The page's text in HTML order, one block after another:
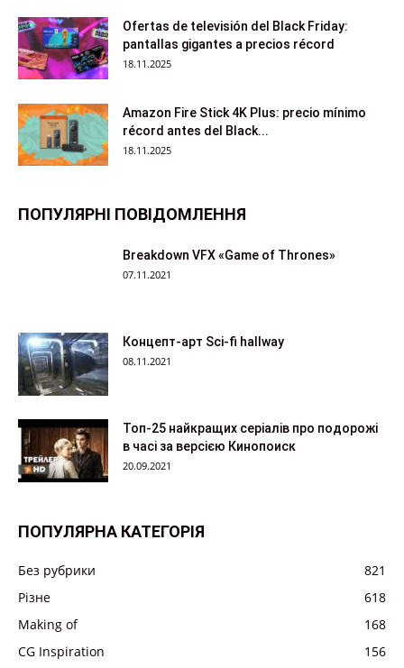
Ofertas de televisión del Black Friday:
pantallas gigantes a precios récord
18.11.2025
Amazon Fire Stick 4K Plus: precio mínimo
récord antes del Black...
18.11.2025
ПОПУЛЯРНІ ПОВІДОМЛЕННЯ
Breakdown VFX «Game of Thrones»
07.11.2021
Концепт-арт Sci-fi hallway
08.11.2021
Топ-25 найкращих серіалів про подорожі
в часі за версією Кинопоиск
20.09.2021
ПОПУЛЯРНА КАТЕГОРІЯ
Без рубрики
821
Різне
618
Making of
168
CG Inspiration
156